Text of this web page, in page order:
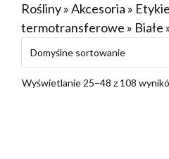
Rośliny»Akcesoria »
termotransferowe » Białe
Wyświetlanie 25–48 z 108